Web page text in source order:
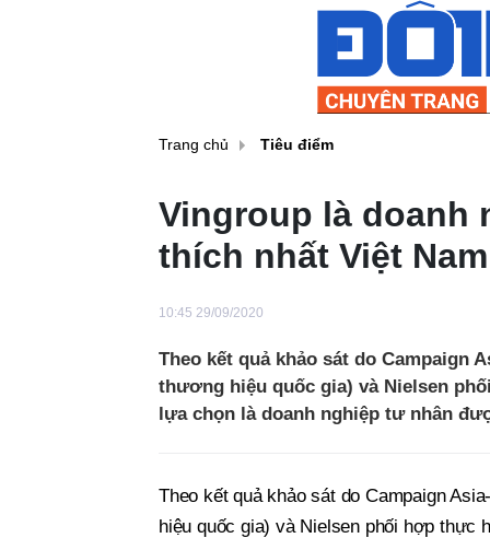
Trang chủ Tiêu điểm
Vingroup là doanh
thích nhất Việt Nam
10:45 29/09/2020
Theo kết quả khảo sát do Campaign
thương hiệu quốc gia) và Nielsen
lựa chọn là doanh nghiệp tư nhân
Theo kết quả khảo sát do Campaign
hiệu quốc gia) và Nielsen phối hợp thực